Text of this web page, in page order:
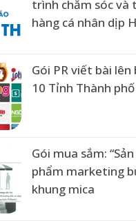
trình chăm sóc và
hàng cá nhân dịp
Gói PR viết bài
10 Tỉnh Thành
Gói mua sắm:
phẩm marketing
khung mica